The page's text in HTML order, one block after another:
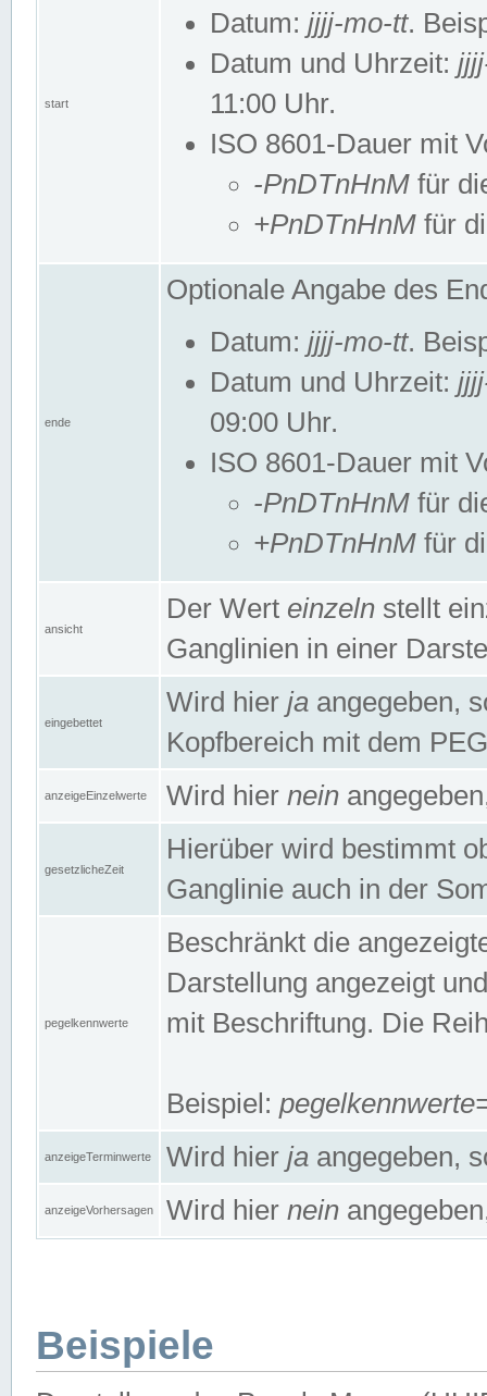
start
Datum: jjjj-mo-tt.
Datum und Uhrzeit:
11:00 Uhr.
ISO 8601-Dauer mit
-PnDTnHnM für
+PnDTnHnM für
ende
Optionale Angabe des
Datum: jjjj-mo-tt.
Datum und Uhrzeit:
09:00 Uhr.
ISO 8601-Dauer mit
-PnDTnHnM für
+PnDTnHnM für
ansicht
Der Wert einzeln stellt
Ganglinien in einer
eingebettet
Wird hier ja angegeben,
Kopfbereich mit dem
anzeigeEinzelwerte Wird hier nein
gesetzlicheZeit
Hierüber wird bestimmt
Ganglinie auch in der
pegelkennwerte
Beschränkt die
Darstellung angezeigt
mit Beschriftung. Die
Beispiel:
anzeigeTerminwerte Wird hier ja angegeben,
anzeigeVorhersagen Wird hier nein
Beispiele